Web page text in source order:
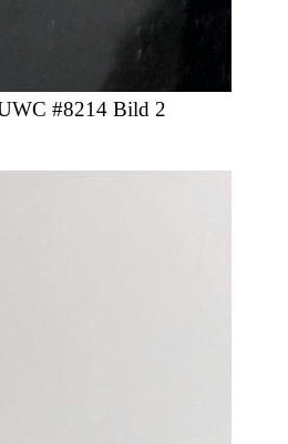
#8214 Bild 2